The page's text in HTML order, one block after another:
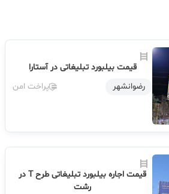
قیمت بیلبورد تبلیغاتی در آستارا
رضوانشهر
پراخت امن
قیمت اجاره بیلبورد تبلیغاتی طرح T در
رشت